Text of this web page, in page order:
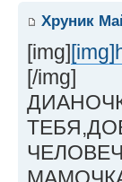
Хруник
[img]
[/img]